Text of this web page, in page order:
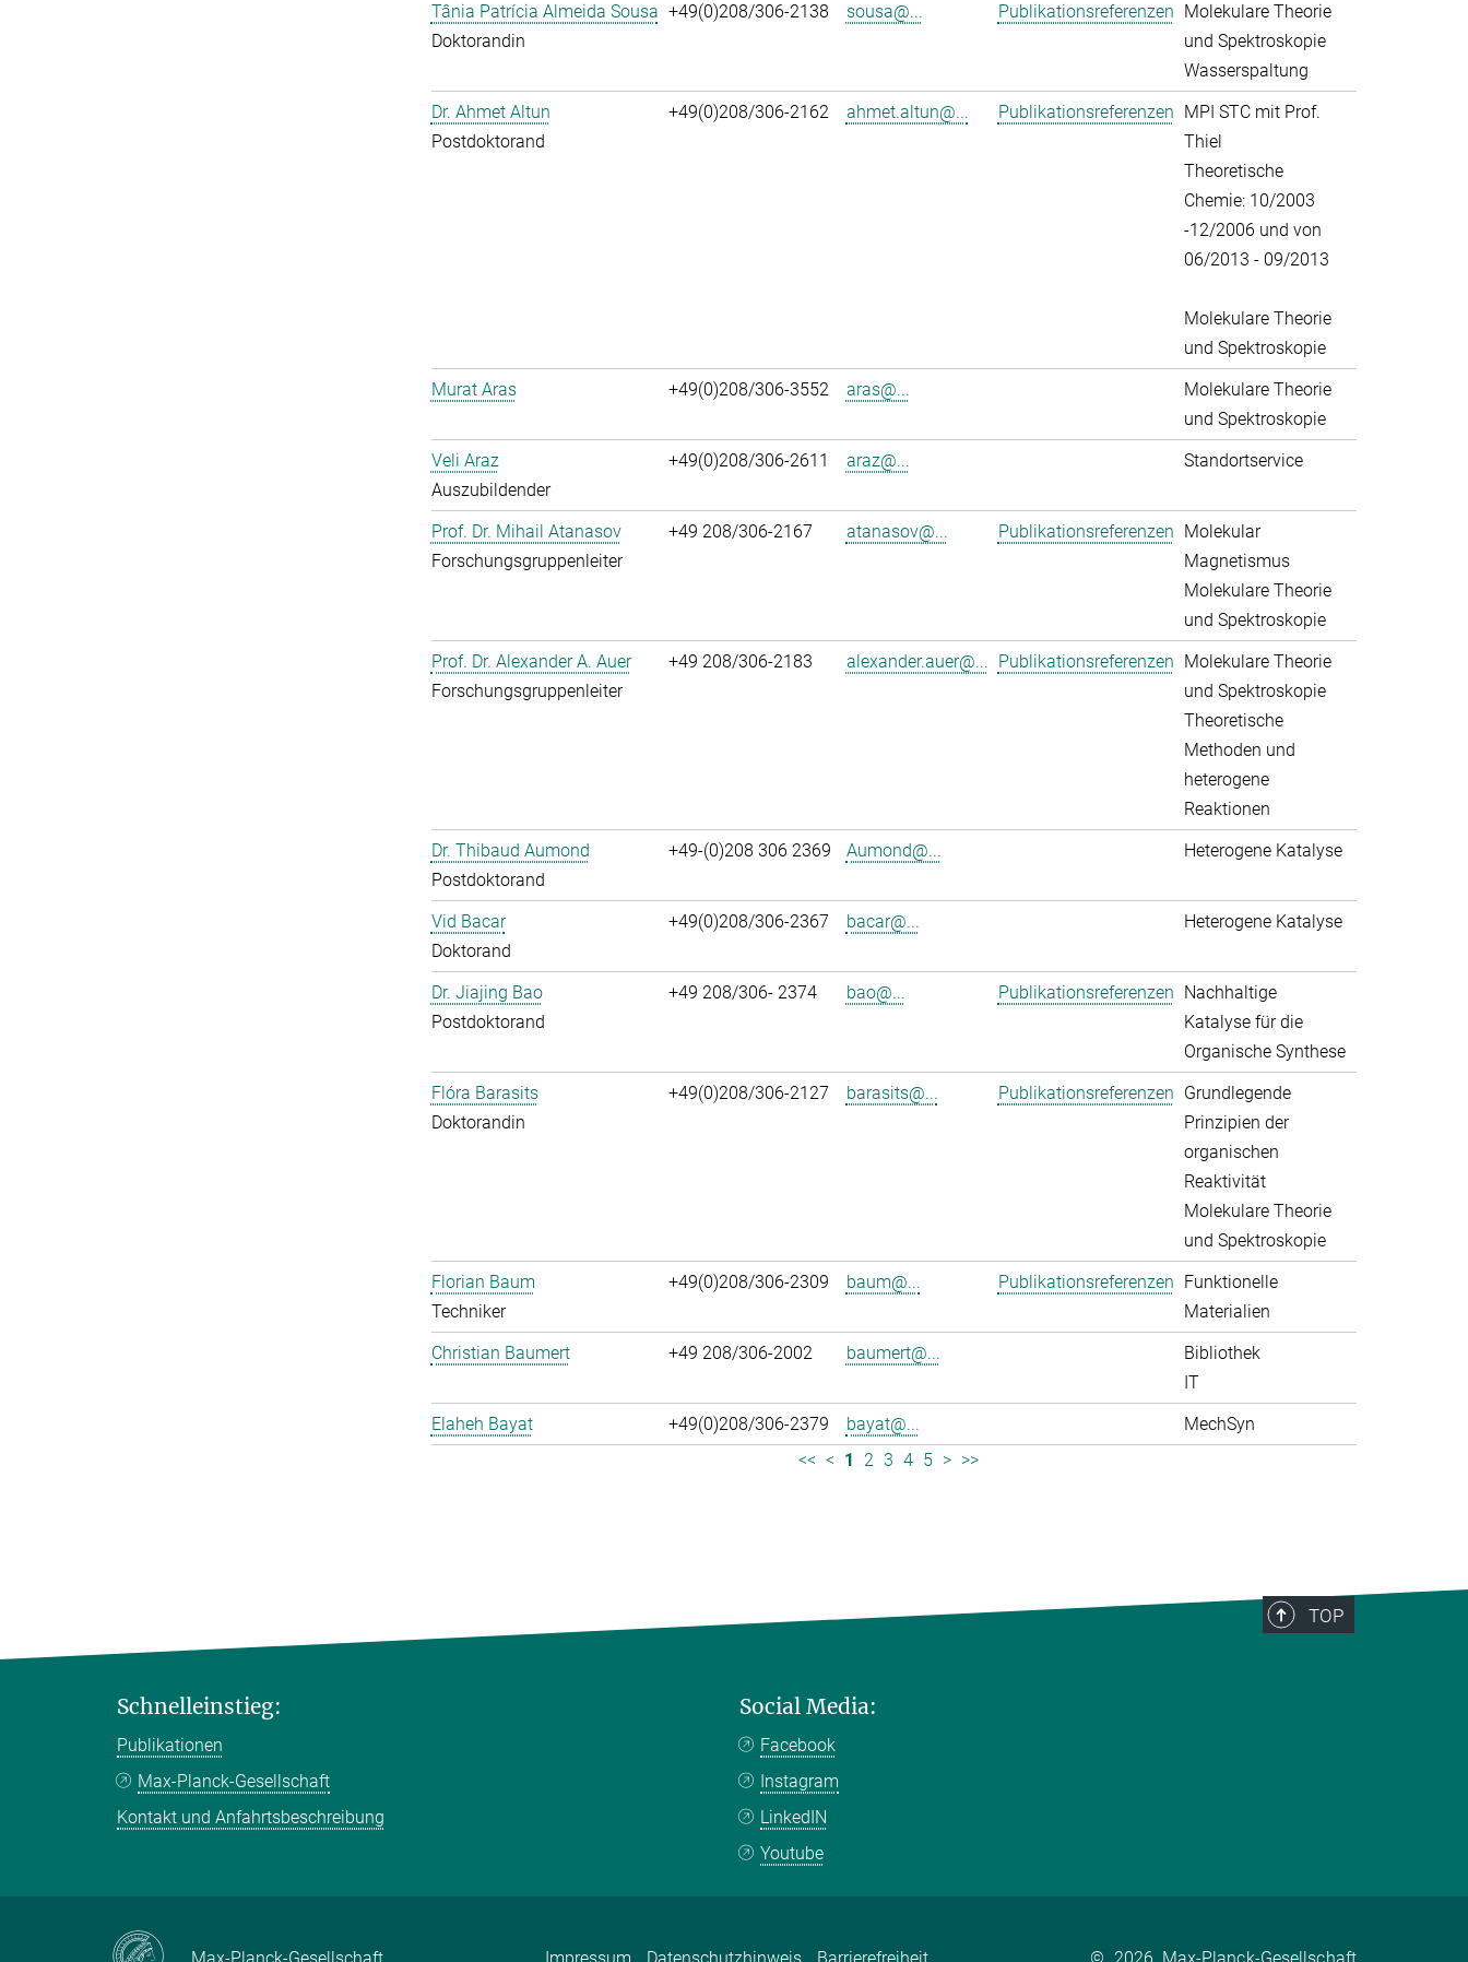
Tânia Patrícia Almeida Sousa
Doktorandin
+49(0)208/306-2138 sousa@... Publikationsreferenzen Molekulare Theorie
und Spektroskopie
Wasserspaltung
Dr. Ahmet Altun
Postdoktorand
+49(0)208/306-2162 ahmet.altun@... Publikationsreferenzen MPI STC mit Prof.
Thiel
Theoretische
Chemie: 10/2003
-12/2006 und von
06/2013 - 09/2013
Molekulare Theorie
und Spektroskopie
Murat Aras
+49(0)208/306-3552 aras@...
Molekulare Theorie
und Spektroskopie
Veli Araz
Auszubildender
+49(0)208/306-2611 araz@... Standortservice
Prof. Dr. Mihail Atanasov
Forschungsgruppenleiter
+49 208/306-2167 atanasov@... Publikationsreferenzen Molekular
Magnetismus
Molekulare Theorie
und Spektroskopie
Prof. Dr. Alexander A. Auer
Forschungsgruppenleiter
+49 208/306-2183 alexander.auer@... Publikationsreferenzen Molekulare Theorie
und Spektroskopie
Theoretische
Methoden und
heterogene
Reaktionen
Dr. Thibaud Aumond
Postdoktorand
+49-(0)208 306 2369 Aumond@... Heterogene Katalyse
Vid Bacar
Doktorand
+49(0)208/306-2367 bacar@... Heterogene Katalyse
Dr. Jiajing Bao
Postdoktorand
+49 208/306- 2374 bao@... Publikationsreferenzen Nachhaltige
Katalyse für die
Organische Synthese
Flóra Barasits
Doktorandin
+49(0)208/306-2127 barasits@... Publikationsreferenzen Grundlegende
Prinzipien der
organischen
Reaktivität
Molekulare Theorie
und Spektroskopie
Florian Baum
Techniker
+49(0)208/306-2309 baum@... Publikationsreferenzen Funktionelle
Materialien
Christian Baumert
+49 208/306-2002 baumert@...
Bibliothek
IT
Elaheh Bayat
+49(0)208/306-2379 bayat@...
MechSyn
<< < 1 2 3 4 5 > >>
TOP
Schnelleinstieg:
Publikationen
Max-Planck-Gesellschaft
Kontakt und Anfahrtsbeschreibung
Social Media:
Facebook
Instagram
LinkedIN
Youtube
Max-Planck-Gesellschaft Impressum Datenschutzhinweis Barrierefreiheit © 2026, Max-Planck-Gesellschaft